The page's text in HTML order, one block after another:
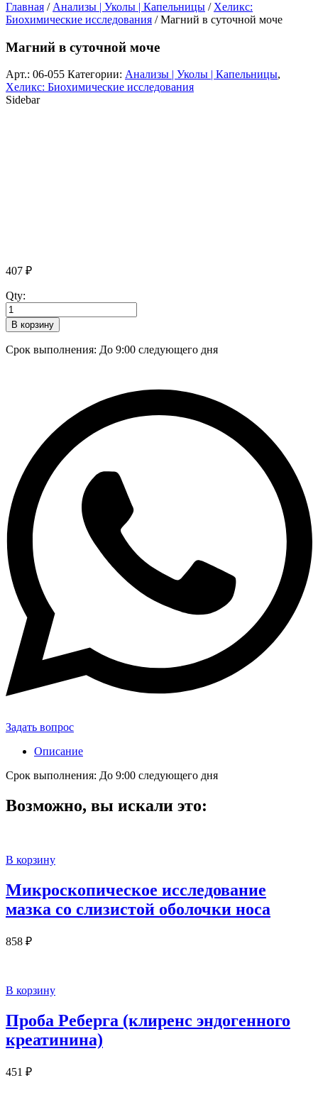
Главная / Анализы | Уколы | Капельницы / Хеликс:
Биохимические исследования / Магний в суточной моче
Магний в суточной моче
Арт.: 06-055 Категории: Анализы | Уколы | Капельницы,
Хеликс: Биохимические исследования
Sidebar
407 ₽
Qty:
В корзину
Срок выполнения: До 9:00 следующего дня
Задать вопрос
Описание
Срок выполнения: До 9:00 следующего дня
Возможно, вы искали это:
В корзину
Микроскопическое исследование
мазка со слизистой оболочки носа
858 ₽
В корзину
Проба Реберга (клиренс эндогенного
креатинина)
451 ₽